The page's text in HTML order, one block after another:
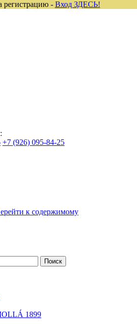
+7 (926) 095-84-25
к содержимому
1899
регистрацию - Вход ЗДЕСЬ!